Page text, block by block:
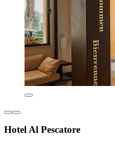
Hotel Al Pescatore